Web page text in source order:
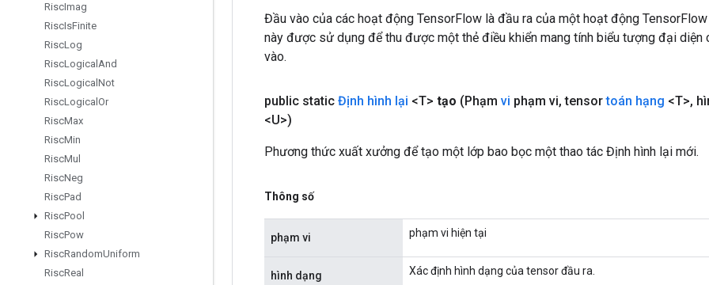
RiscImag
RiscIsFinite
RiscLog
RiscLogical And
RiscLogical Not
RiscLogical Or
RiscMax
RiscMin
RiscMul
RiscNeg
RiscPad
RiscPool
RiscPow
RiscRandomUniform
RiscReal
Đầu vào của các hoạt động TensorFlow là đầu ra của một hoạt động
này được sử dụng để thu được một thẻ điều khiển mang tính biểu tượng đại diện
vào.
public static Định hình lại <T> tạo (Phạm vi phạm vi, tensortoán hạng <T>,
<U>)
Phương thức xuất xưởng để tạo một lớp bao bọc một thao tác Định hình lại mới.
Thông số
phạm vi phạm vi hiện tại
hình dạng Xác định hình dạng của tensor đầu ra.